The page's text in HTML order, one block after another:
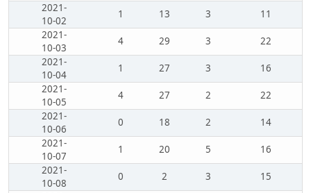
2021-
10-02
1 13 3
11
2021-
10-03
4 29 3
22
2021-
10-04
1 27 3
16
2021-
10-05
4 27 2
22
2021-
10-06
0 18 2
14
2021-
10-07
1 20 5
16
2021-
10-08
0 2 3
15